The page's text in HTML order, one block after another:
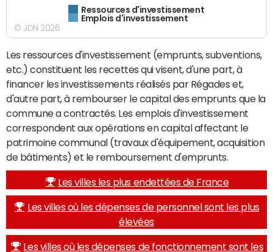
Ressources d'investissement
Emplois d'investissement
© JDN 2026
Les ressources d'investissement (emprunts, subventions,
etc.) constituent les recettes qui visent, d'une part, à
financer les investissements réalisés par Régades et,
d'autre part, à rembourser le capital des emprunts que la
commune a contractés. Les emplois d'investissement
correspondent aux opérations en capital affectant le
patrimoine communal (travaux d'équipement, acquisition
de bâtiments) et le remboursement d'emprunts.
Les villes les plus endettées de France
Les villes où les dépenses de personnel sont les plus
élevées
Les villes où les dépenses de fonctionnement sont les